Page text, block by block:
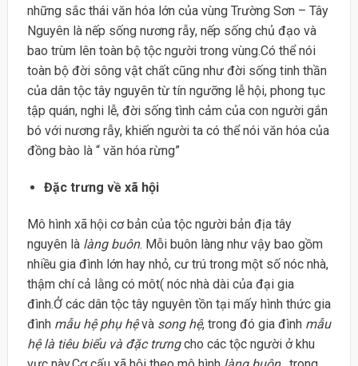
những sắc thái văn hóa lớn của vùng Trường Sơn – Tây
Nguyên là nếp sống nương rẫy, nếp sống chủ đạo và
bao trùm lên toàn bộ tộc người trong vùng.Có thể nói
toàn bộ đời sông vật chất cũng như đời sống tinh thần
của dân tộc tây nguyên từ tín ngưỡng lễ hội, phong tục
tập quán, nghi lễ, đời sống tình cảm của con người gắn
bó với nương rẫy, khiến người ta có thể nói văn hóa của
đồng bào là “ văn hóa rừng”
Đặc trưng về xã hội
Mô hình xã hội cơ bản của tộc người bản địa tây
nguyên là làng buôn. Mỗi buôn làng như vậy bao gồm
nhiều gia đình lớn hay nhỏ, cư trú trong một số nóc nhà,
thậm chí cả lằng có môt( nóc nhà dài của đại gia
đình.Ở các dân tộc tây nguyên tồn tại mấy hình thức gia
đình mẫu hệ phụ hệvà song hệ, trong đó gia đình mẫu
hệ là tiêu biểu và đặc trưngcho các tộc người ở khu